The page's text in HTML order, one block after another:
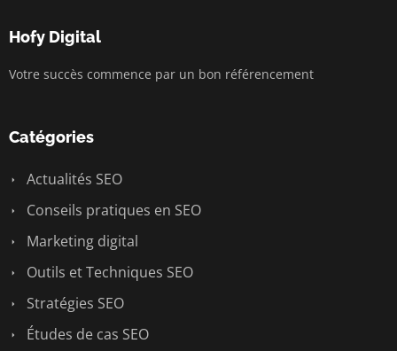
Hofy Digital
Votre succès commence par un bon référencement
Catégories
Actualités SEO
Conseils pratiques en SEO
Marketing digital
Outils et Techniques SEO
Stratégies SEO
Études de cas SEO